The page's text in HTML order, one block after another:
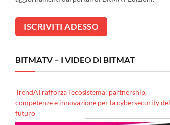
BITMATV – I VIDEO DI BITMAT
TrendAI rafforza l’ecosistema: partnership,
competenze e innovazione per la cybersecurity del
futuro